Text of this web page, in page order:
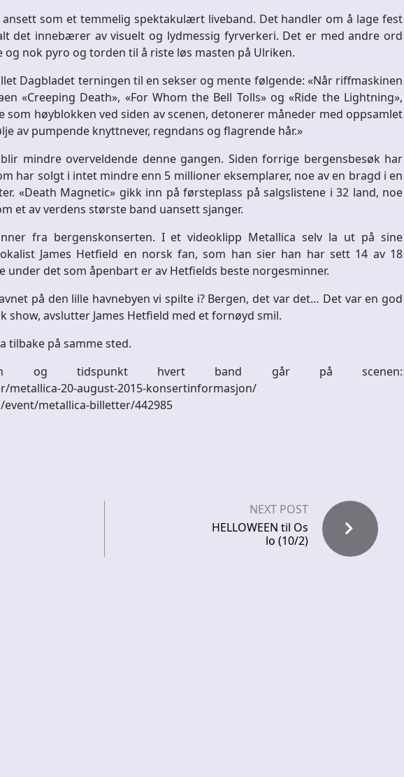
som et temmelig spektakulært liveband. Det handler om å lage fest
det innebærer av visuelt og lydmessig fyrverkeri. Det er med andre ord
nok pyro og torden til å riste løs masten på Ulriken.
Dagbladet terningen til en sekser og mente følgende: «Når riffmaskinen
«Creeping Death», «For Whom the Bell Tolls» og «Ride the Lightning»,
høyblokken ved siden av scenen, detonerer måneder med oppsamlet
av pumpende knyttnever, regndans og flagrende hår.»
mindre overveldende denne gangen. Siden forrige bergensbesøk har
har solgt i intet mindre enn 5 millioner eksemplarer, noe av en bragd i en
«Death Magnetic» gikk inn på førsteplass på salgslistene i 32 land, noe
et av verdens største band uansett sjanger.
fra bergenskonserten. I et videoklipp Metallica selv la ut på sine
James Hetfield en norsk fan, som han sier han har sett 14 av 18
under det som åpenbart er av Hetfields beste norgesminner.
på den lille havnebyen vi spilte i? Bergen, det var det… Det var en god
show, avslutter James Hetfield med et fornøyd smil.
tilbake på samme sted.
og tidspunkt hvert band går på scenen:
20-august-2015-konsertinformasjon/
metallica-billetter/442985
NEXT POST
HELLOWEEN til Os
lo (10/2)